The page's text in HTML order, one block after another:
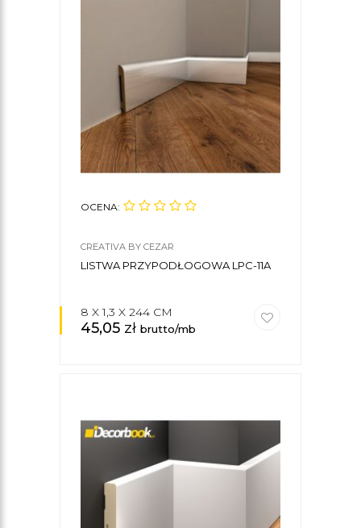
OCENA:
CREATIVA BY CEZAR
LISTWA PRZYPODŁOGOWA LPC-11A
8 X 1,3 X 244 CM
45,05 zł brutto/mb